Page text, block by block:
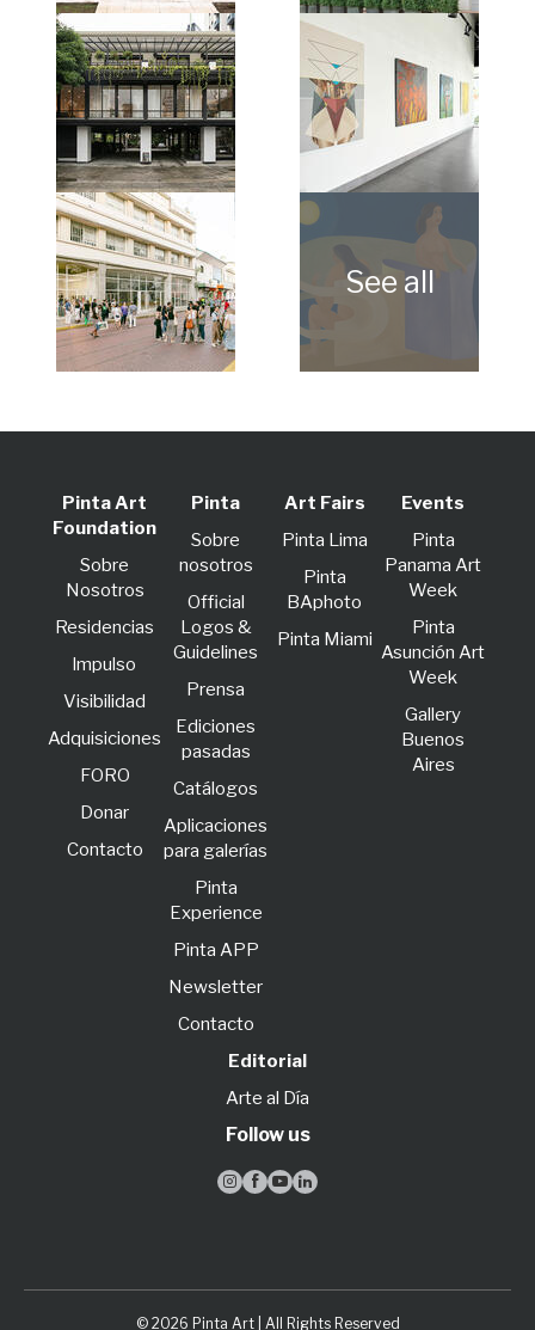
Pinta Art
Foundation
Sobre
Nosotros
Residencias
lmpulso
Visibilidad
Adquisiciones
FORO
Donar
Contacto
Pinta
Sobre
nosotros
Official
Logos &
Guidelines
Prensa
Ediciones
pasadas
Catálogos
Aplicaciones
para galerías
Pinta
Experience
Pinta APP
Newsletter
Contacto
Art Fairs
Pinta Lima
Pinta
BAphoto
Pinta Miami
Events
Pinta
Panama Art
Week
Pinta
Asunción Art
Week
Gallery
Buenos
Aires
Editorial
Arte al Día
Follow us
   
© 2026 Pinta Art | All Rights Reserved